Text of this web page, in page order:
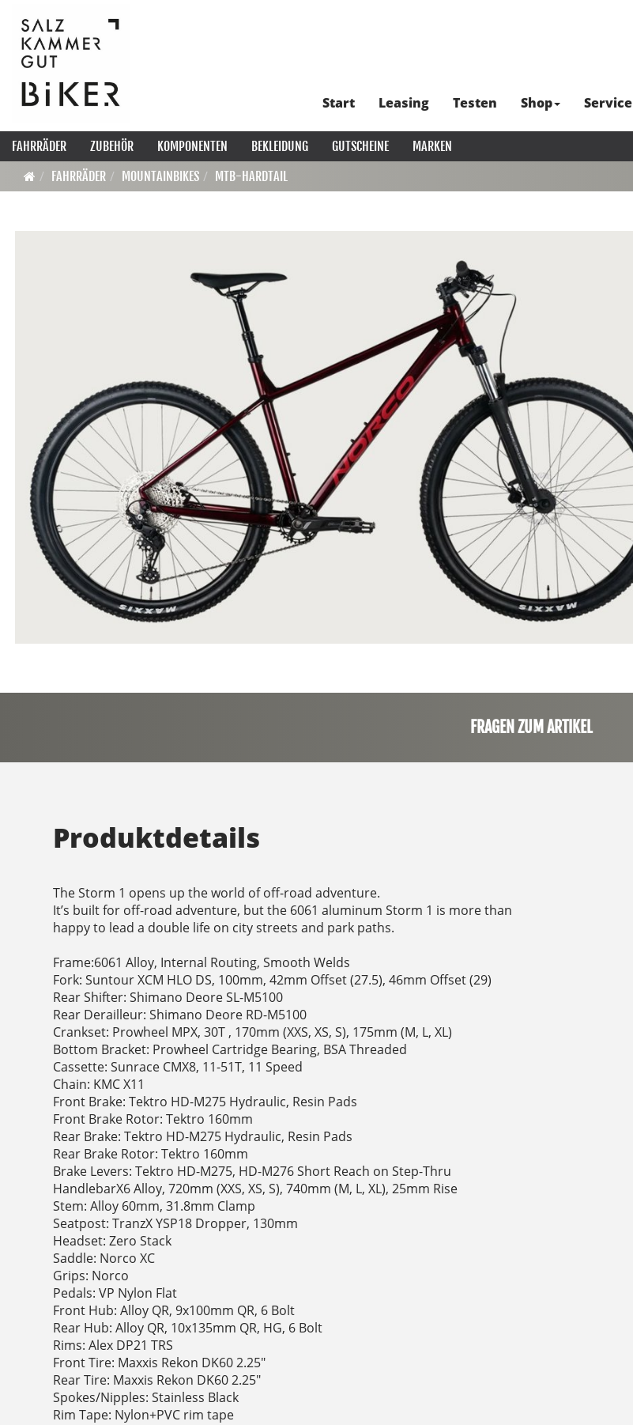
Start Leasing Testen Shop Service
FAHRRÄDER ZUBEHÖR KOMPONENTEN BEKLEIDUNG GUTSCHEINE
MARKEN
FAHRRÄDER
MOUNTAINBIKES MTB-HARDTAIL
FRAGEN ZUM ARTIKEL
Produktdetails
The Storm 1 opens up the world of off-road adventure.
It’s built for off-road adventure, but the 6061 aluminum Storm 1 is more than
happy to lead a double life on city streets and park paths.
Frame:6061 Alloy, Internal Routing, Smooth Welds
Fork: Suntour XCM HLO DS, 100mm, 42mm Offset (27.5), 46mm Offset (29)
Rear Shifter: Shimano Deore SL-M5100
Rear Derailleur: Shimano Deore RD-M5100
Crankset: Prowheel MPX, 30T , 170mm (XXS, XS, S), 175mm (M, L, XL)
Bottom Bracket: Prowheel Cartridge Bearing, BSA Threaded
Cassette: Sunrace CMX8, 11-51T, 11 Speed
Chain: KMC X11
Front Brake: Tektro HD-M275 Hydraulic, Resin Pads
Front Brake Rotor: Tektro 160mm
Rear Brake: Tektro HD-M275 Hydraulic, Resin Pads
Rear Brake Rotor: Tektro 160mm
Brake Levers: Tektro HD-M275, HD-M276 Short Reach on Step-Thru
HandlebarX6 Alloy, 720mm (XXS, XS, S), 740mm (M, L, XL), 25mm Rise
Stem: Alloy 60mm, 31.8mm Clamp
Seatpost: TranzX YSP18 Dropper, 130mm
Headset: Zero Stack
Saddle: Norco XC
Grips: Norco
Pedals: VP Nylon Flat
Front Hub: Alloy QR, 9x100mm QR, 6 Bolt
Rear Hub: Alloy QR, 10x135mm QR, HG, 6 Bolt
Rims: Alex DP21 TRS
Front Tire: Maxxis Rekon DK60 2.25"
Rear Tire: Maxxis Rekon DK60 2.25"
Spokes/Nipples: Stainless Black
Rim Tape: Nylon+PVC rim tape